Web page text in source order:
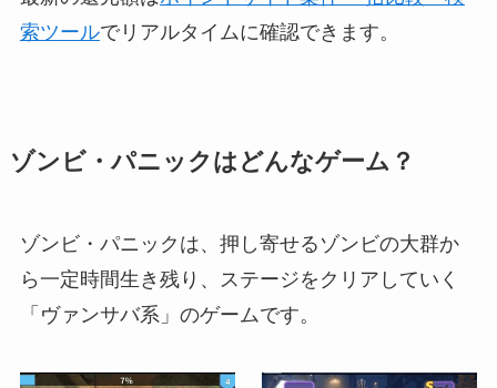
索ツールでリアルタイムに確認できます。
ゾンビ・パニックはどんなゲーム？
ゾンビ・パニックは、押し寄せるゾンビの大群か
ら一定時間生き残り、ステージをクリアしていく
「ヴァンサバ系」のゲームです。